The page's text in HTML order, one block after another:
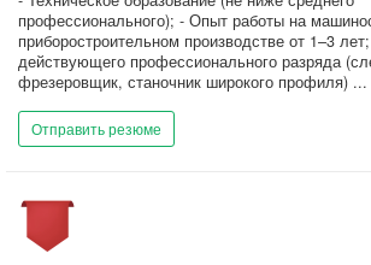
профессионального); - Опыт работы на
приборостроительном производстве от 1–3
действующего профессионального разряда
фрезеровщик, станочник широкого профиля) ...
Отправить резюме